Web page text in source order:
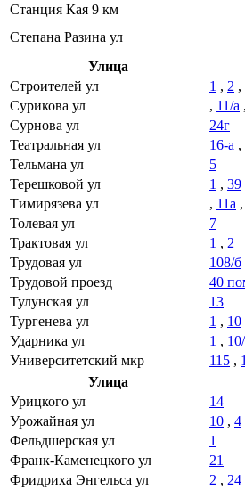
Станция Кая 9 км
Степана Разина ул
Улица
Строителей ул
1 , 2 ,
Сурикова ул
, 11/а ,
Сурнова ул
24г
Театральная ул
16-а ,
Тельмана ул
5
Терешковой ул
1 , 39
Тимирязева ул
, 11а ,
Толевая ул
7
Трактовая ул
1 , 2
Трудовая ул
108/б
Трудовой проезд
40
Тулунская ул
13
Тургенева ул
1 , 10
Ударника ул
1 ,
Университетский мкр
115 ,
Улица
Урицкого ул
14
Урожайная ул
10 , 4
Фельдшерская ул
1
Франк-Каменецкого ул
21
Фридриха Энгельса ул
2 , 24